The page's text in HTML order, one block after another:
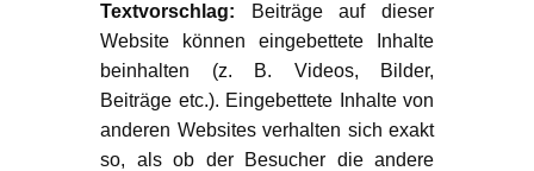
Textvorschlag:
Beiträge auf dieser
Website können eingebettete Inhalte
beinhalten (z. B. Videos, Bilder,
Beiträge etc.). Eingebettete Inhalte von
anderen Websites verhalten sich exakt
so, als ob der Besucher die andere